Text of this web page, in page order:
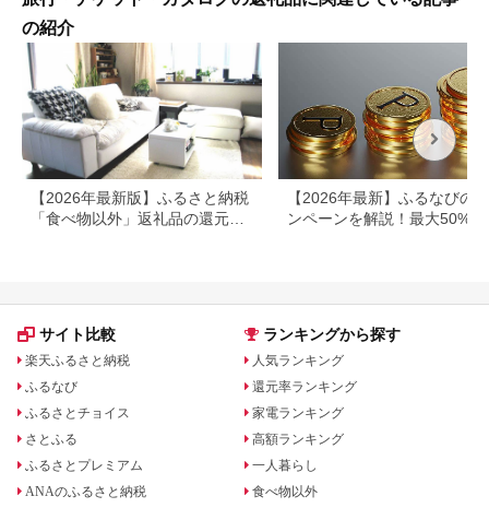
の紹介
【2026年最新版】ふるさと納税
「食べ物以外」返礼品の還元率
【2026年最新】ふるなびの
ンペーンを解説！最大50%還
サイト比較
楽天ふるさと納税
ふるなび
ふるさとチョイス
さとふる
ふるさとプレミアム
ANAのふるさと納税
ランキングから探す
人気ランキング
還元率ランキング
家電ランキング
高額ランキング
一人暮らし
食べ物以外